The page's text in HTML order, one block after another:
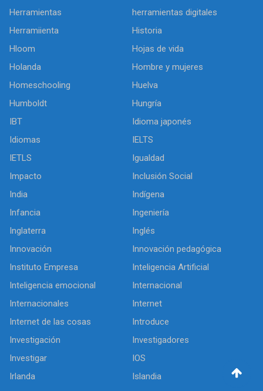
Herramientas
herramientas digitales
Herramiienta
Historia
Hloom
Hojas de vida
Holanda
Hombre y mujeres
Homeschooling
Huelva
Humboldt
Hungría
IBT
Idioma japonés
Idiomas
IELTS
IETLS
Igualdad
Impacto
Inclusión Social
India
Indígena
Infancia
Ingeniería
Inglaterra
Inglés
Innovación
Innovación pedagógica
Instituto Empresa
Inteligencia Artificial
Inteligencia emocional
Internacional
Internacionales
Internet
Internet de las cosas
Introduce
Investigación
Investigadores
Investigar
IOS
Irlanda
Islandia